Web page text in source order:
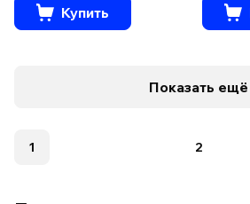
Купить
Показать ещё
1 2